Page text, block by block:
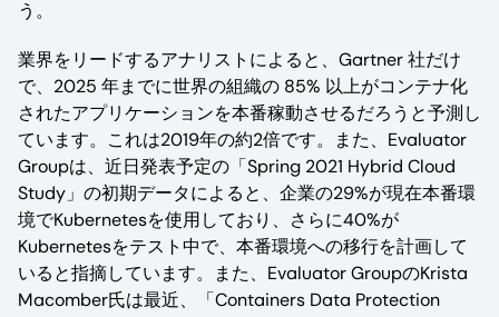
う。
業界をリードするアナリストによると、Gartner 社だけ
で、2025 年までに世界の組織の 85% 以上がコンテナ化
されたアプリケーションを本番稼動させるだろうと予測し
ています。これは2019年の約2倍です。また、Evaluator
Groupは、近日発表予定の「Spring 2021 Hybrid Cloud
Study」の初期データによると、企業の29%が現在本番環
境でKubernetesを使用しており、さらに40%が
Kubernetesをテスト中で、本番環境への移行を計画して
いると指摘しています。また、Evaluator GroupのKrista
Macomber氏は最近、「Containers Data Protection